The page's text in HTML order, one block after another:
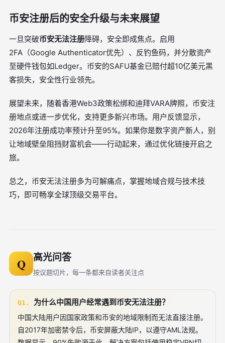
币安注册后的安全升级与未来展望
一旦突破币安无法注册障碍，安全即成焦点。启用
2FA（Google Authenticator优先）、反钓鱼码，并分散资产
至硬件钱包如Ledger。币安的SAFU基金已赔付超10亿美元黑
客损失，安全性行业领先。
展望未来，随着香港Web3政策松绑和迪拜VARA牌照，币安注
册地点或进一步优化，支持更多新兴市场。用户反馈显示，
2026年注册成功率预计升至95%。如果你是数字资产新人，别
让地域壁垒阻挡财富机会——行动起来，通过优化链接开启之
旅。
总之，币安无法注册多为可解痛点，掌握地域合规与技术技
巧，即可畅享全球顶级交易平台。
Q 高光问答
按议题切片，每一条都来自读者关注点
Q1. 为什么中国用户经常遇到币安无法注册？
中国大陆用户因国家政策和币安的地域限制而无法直接注册。
自2017年加密禁令后，币安屏蔽大陆IP，以遵守AML法规。